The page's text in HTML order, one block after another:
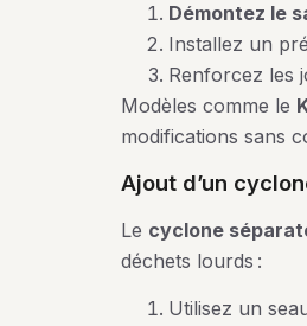
Démontez le
Installez un
Renforcez les
Modèles comme le
modifications sans
ajout d’un
Le cyclone
déchets lourds :
Utilisez un